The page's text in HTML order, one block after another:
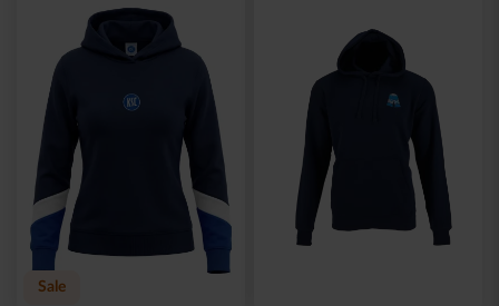
Sale